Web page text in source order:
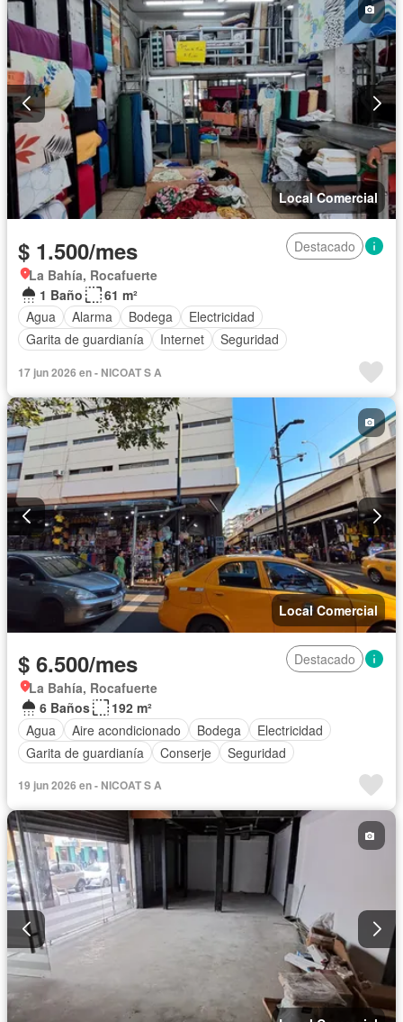
Local Comercial
$ 1.500/mes
Destacado
La Bahía, Rocafuerte
1 Baño
61 m²
Agua
Alarma Bodega
Electricidad
Garita de guardianía
Internet Seguridad
17 jun 2026 en - NICOAT S A
Local Comercial
$ 6.500/mes
Destacado
La Bahía, Rocafuerte
6 Baños
192 m²
Agua
Aire acondicionado Bodega
Electricidad
Garita de guardianía
Conserje Seguridad
19 jun 2026 en - NICOAT S A